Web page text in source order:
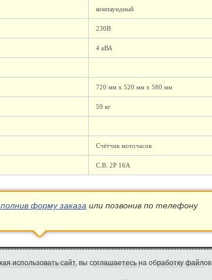
компаундный
230В
4 кВА
720 мм x 520 мм x 580 мм
59 кг
Счётчик моточасов
С.В. 2P 16A
форму заказа или позвонив по телефону
генераторы Онлайн-заказ Вопрос-ответ
использовать сайт, вы соглашаетесь на обработку файлов